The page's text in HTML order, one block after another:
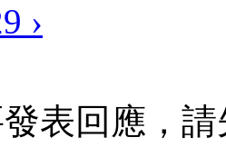
›
表回應，請